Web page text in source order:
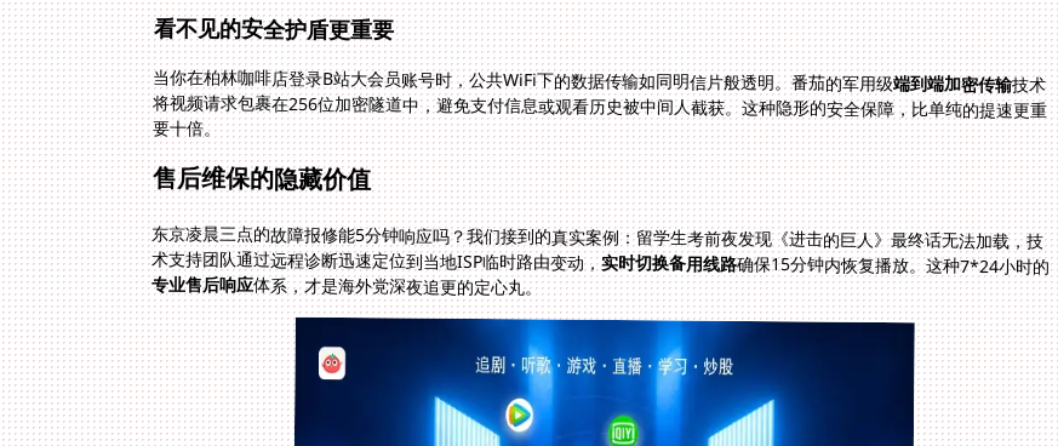
看不见的安全护盾更重要
当你在柏林咖啡店登录B站大会员账号时，公共WiFi下的数据传输如同明信片般透明。番茄的军用级端到端加密传输技术
将视频请求包裹在256位加密隧道中，避免支付信息或观看历史被中间人截获。这种隐形的安全保障，比单纯的提速更重
要十倍。
售后维保的隐藏价值
东京凌晨三点的故障报修能5分钟响应吗？我们接到的真实案例：留学生考前夜发现《进击的巨人》最终话无法加载，技
术支持团队通过远程诊断迅速定位到当地ISP临时路由变动，实时切换备用线路确保15分钟内恢复播放。这种7*24小时的
专业售后响应体系，才是海外党深夜追更的定心丸。